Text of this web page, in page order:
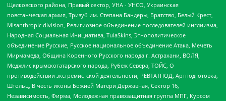
Щелковского района, Правый сектор, УНА - УНСО, Украинская
повстанческая армия, Тризуб им. Степана Бандеры, Братство, Белый Крест,
Misanthropic division, Религиозное объединение последователей инглиизма,
Народная Социальная Инициатива, TulaSkins, Этнополитическое
объединение Русские, Русское национальное объединение Атака, Мечеть
Мирмамеда, Община Коренного Русского народа г. Астрахани, ВОЛЯ,
Меджлис крымскотатарского народа, Рубеж Севера, ТОЙС, О
противодействии экстремистской деятельности, РЕВТАТПОД, Артподготовка,
Штольц, В честь иконы Божией Матери Державная, Сектор 16,
Независимость, Фирма, Молодежная правозащитная группа МПГ, Курсом